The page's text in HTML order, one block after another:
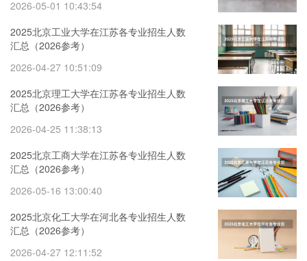
2026-05-01 10:43:54
2025北京工业大学在江苏各专业招生人数
汇总（2026参考）
2026-04-27 10:51:09
2025北京理工大学在江苏各专业招生人数
汇总（2026参考）
2026-04-25 11:38:13
2025北京工商大学在江苏各专业招生人数
汇总（2026参考）
2026-05-16 13:00:40
2025北京化工大学在河北各专业招生人数
汇总（2026参考）
2026-04-27 12:11:52